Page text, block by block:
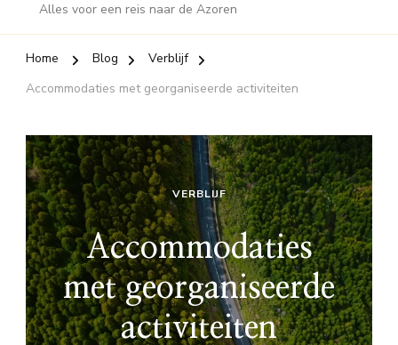
Alles voor een reis naar de Azoren
Home Blog
Verblijf
Accommodaties met georganiseerde activiteiten
VERBLIJF
Accommodaties
met georganiseerde
activiteiten